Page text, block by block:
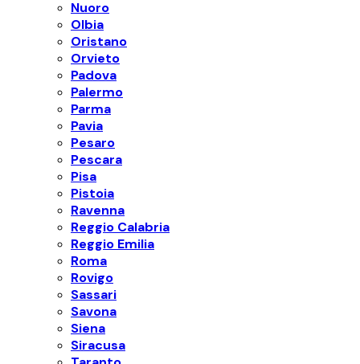
Nuoro
Olbia
Oristano
Orvieto
Padova
Palermo
Parma
Pavia
Pesaro
Pescara
Pisa
Pistoia
Ravenna
Reggio Calabria
Reggio Emilia
Roma
Rovigo
Sassari
Savona
Siena
Siracusa